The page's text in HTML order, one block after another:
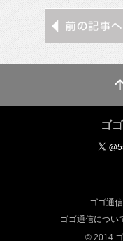
ゴ
ゴゴ通
ゴゴ通信につい
© 2014